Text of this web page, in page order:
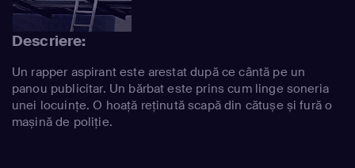
Descriere:
Un rapper aspirant este arestat după ce cântă pe un
panou publicitar. Un bărbat este prins cum linge soneria
unei locuințe. O hoață reținută scapă din cătușe și fură o
mașină de poliție.